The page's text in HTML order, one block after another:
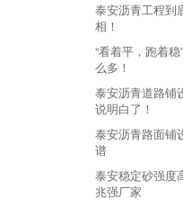
泰安沥青工程到
相！
“看着平，跑着
么多！
泰安沥青道路铺
说明白了！
泰安沥青路面铺
谱
泰安稳定砂强度
兆强厂家